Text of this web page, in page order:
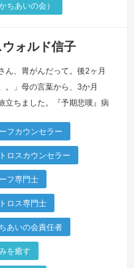
ちあいの会）
ォルド信子
ん、胃がんだって。後2ヶ月
。」母の言葉から、3か月
立ちました。『予期悲嘆』病
始める時、認知症で変わる家
る時。。。私達の心と身体
切な存在を失う前から、色々
応を体験する事があると言わ
だ、生きている父の余命を口
父のために』、事実を隠す
、自分の体がしんどい事後ど
… 続きを見る »
フカウンセラー
ロスカウンセラー
フ専門士
ロス専門士
あいの会責任者
を癒す